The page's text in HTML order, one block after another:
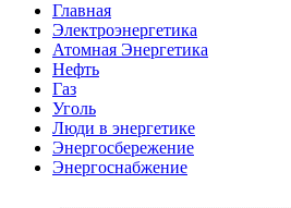
Главная
Электроэнергетика
Атомная Энергетика
Нефть
Газ
Уголь
Люди в энергетике
Энергосбережение
Энергоснабжение